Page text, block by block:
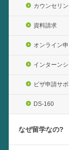
カウンセリ
資料請求
オンライン
インターン
ビザ申請サポ
DS-160
なぜ留学なの?